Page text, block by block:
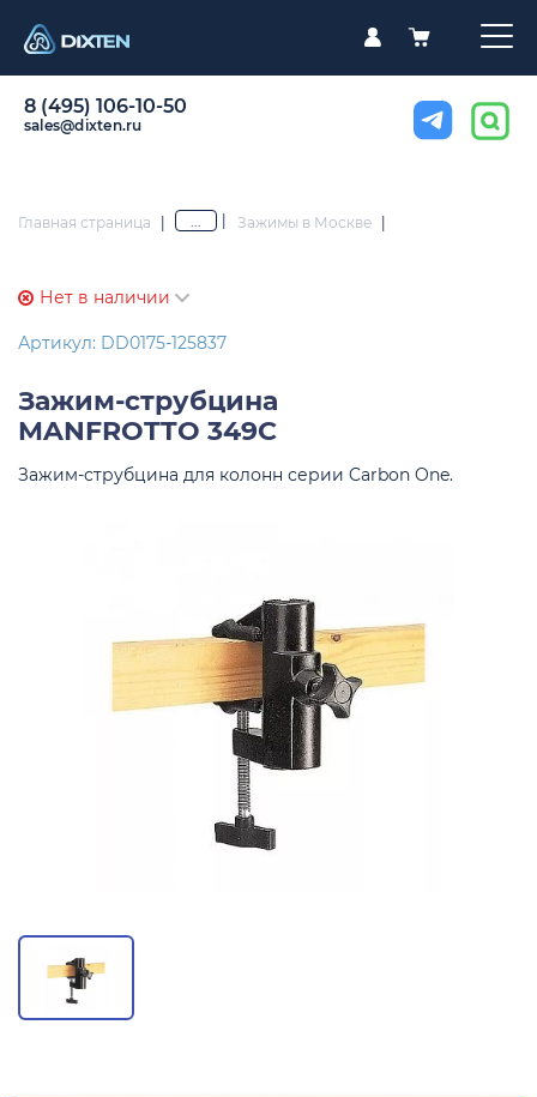
8 (495) 106-10-50
sales@dixten.ru
Главная страница | ... Зажимы в Москве |
Нет в наличии
Артикул: DD0175-125837
Зажим-струбцина
MANFROTTO 349C
Зажим-струбцина для колонн серии Carbon One.